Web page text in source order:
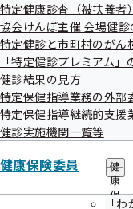
特定健康診査（被扶養者
協会けんぽ主催 会場健診
特定健診と市町村のがん
「特定健診プレミアム」
健診結果の見方
特定保健指導業務の外部
特定保健指導継続的支援
健診実施機関一覧等
健康保険委員
健
康
保
「
メールマガジン登
バックナンバー
和歌山支部メ
ル」